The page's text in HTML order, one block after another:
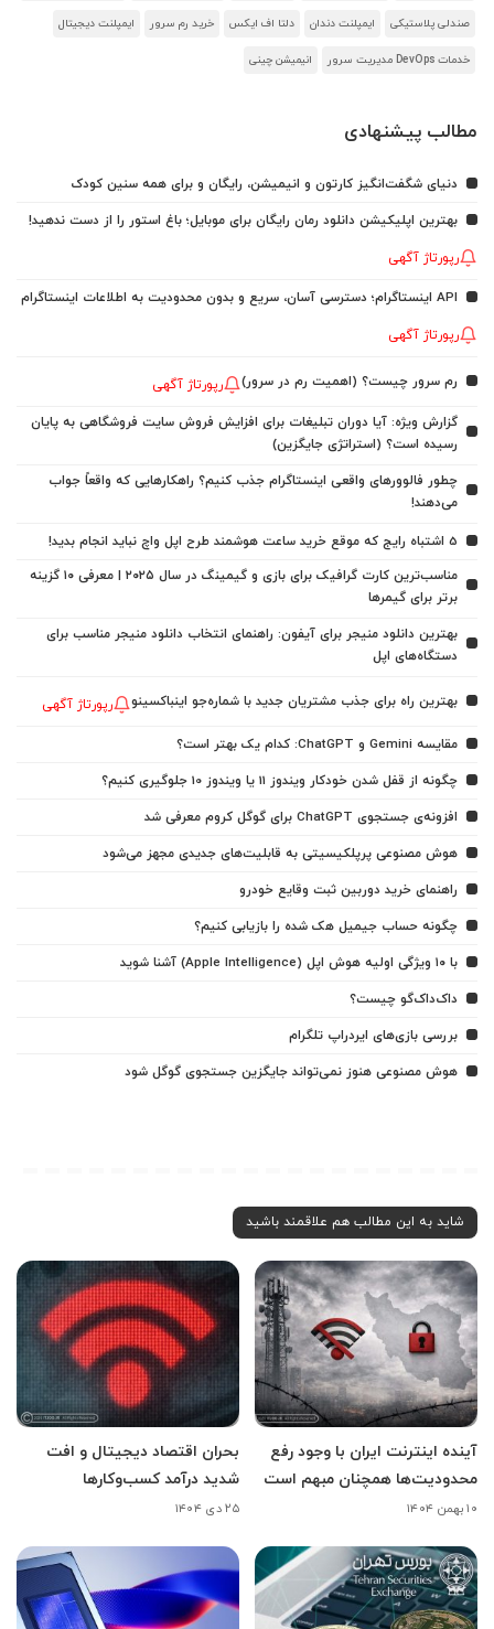
صندلی پلاستیکی ایمپلنت دندان دلتا اف ایکس خرید رم سرور ایمپلنت دیجیتال
خدمات DevOps مدیریت سرور انیمیشن چینی
مطالب پیشنهادی
دنیای شگفت‌انگیز کارتون و انیمیشن، رایگان و برای همه سنین کودک
بهترین اپلیکیشن دانلود رمان رایگان برای موبایل؛ باغ استور را از دست ندهید!
رپورتاژ آگهی
API اینستاگرام؛ دسترسی آسان، سریع و بدون محدودیت به اطلاعات اینستاگرام
رپورتاژ آگهی
رم سرور چیست؟ (اهمیت رم در سرور) رپورتاژ آگهی
گزارش ویژه: آیا دوران تبلیغات برای افزایش فروش سایت فروشگاهی به پایان
رسیده است؟ (استراتژی جایگزین)
چطور فالوورهای واقعی اینستاگرام جذب کنیم؟ راهکارهایی که واقعاً جواب
می‌دهند!
5 اشتباه رایج که موقع خرید ساعت هوشمند طرح اپل واچ نباید انجام بدید!
مناسب‌ترین کارت گرافیک برای بازی و گیمینگ در سال ۲۰۲۵ | معرفی ۱۰ گزینه
برتر برای گیمرها
بهترین دانلود منیجر برای آیفون: راهنمای انتخاب دانلود منیجر مناسب برای
دستگاه‌های اپل
بهترین راه برای جذب مشتریان جدید با شماره‌جو اینباکسینو رپورتاژ آگهی
مقایسه Gemini و ChatGPT: کدام یک بهتر است؟
چگونه از قفل شدن خودکار ویندوز 11 یا ویندوز 10 جلوگیری کنیم؟
افزونه‌ی جستجوی ChatGPT برای گوگل کروم معرفی شد
هوش مصنوعی پرپلکیسیتی به قابلیت‌های جدیدی مجهز می‌شود
راهنمای خرید دوربین ثبت وقایع خودرو
چگونه حساب جیمیل هک شده را بازیابی کنیم؟
با ۱۰ ویژگی اولیه هوش اپل (Apple Intelligence) آشنا شوید
داک‌داک‌گو چیست؟
بررسی بازی‌های ایردراپ تلگرام
هوش مصنوعی هنوز نمی‌تواند جایگزین جستجوی گوگل شود
شاید به این مطالب هم علاقمند باشید
آینده اینترنت ایران با وجود رفع
محدودیت‌ها همچنان مبهم است
۱۰ بهمن ۱۴۰۴
بحران اقتصاد دیجیتال و افت
شدید درآمد کسب‌وکارها
۲۵ دی ۱۴۰۴